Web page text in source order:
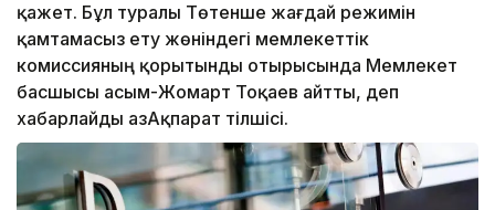
қажет. Бұл туралы Төтенше жағдай режимін
қамтамасыз ету жөніндегі мемлекеттік
комиссияның қорытынды отырысында Мемлекет
басшысы Қасым-Жомарт Тоқаев айтты, деп
хабарлайды ҚазАқпарат тілшісі.